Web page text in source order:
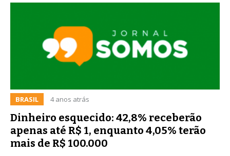
BRASIL 4 anos atrás
Dinheiro esquecido: 42,8% receberão
apenas até R$ 1, enquanto 4,05% terão
mais de R$ 100.000